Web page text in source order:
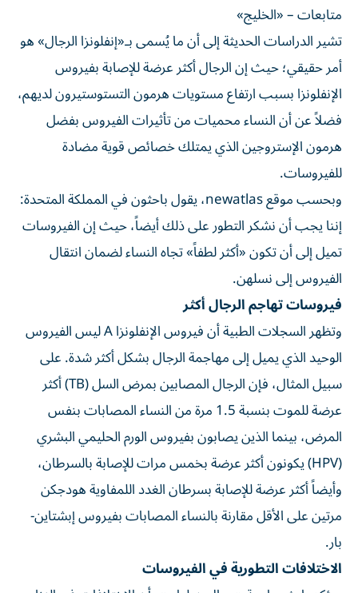
متابعات – «الخليج»
تشير الدراسات الحديثة إلى أن ما يُسمى بـ«إنفلونزا الرجال» هو
أمر حقيقي؛ حيث إن الرجال أكثر عرضة للإصابة بفيروس
الإنفلونزا بسبب ارتفاع مستويات هرمون التستوستيرون لديهم،
فضلاً عن أن النساء محميات من تأثيرات الفيروس بفضل
هرمون الإستروجين الذي يمتلك خصائص قوية مضادة
للفيروسات.
وبحسب موقع newatlas، يقول باحثون في المملكة المتحدة:
إننا يجب أن نشكر التطور على ذلك أيضاً، حيث إن الفيروسات
تميل إلى أن تكون «أكثر لطفاً» تجاه النساء لضمان انتقال
الفيروس إلى نسلهن.
فيروسات تهاجم الرجال أكثر
وتظهر السجلات الطبية أن فيروس الإنفلونزا A ليس الفيروس
الوحيد الذي يميل إلى مهاجمة الرجال بشكل أكثر شدة. على
سبيل المثال، فإن الرجال المصابين بمرض السل (TB) أكثر
عرضة للموت بنسبة 1.5 مرة من النساء المصابات بنفس
المرض، بينما الذين يصابون بفيروس الورم الحليمي البشري
(HPV) يكونون أكثر عرضة بخمس مرات للإصابة بالسرطان،
وأيضاً أكثر عرضة للإصابة بسرطان الغدد اللمفاوية هودجكن
مرتين على الأقل مقارنة بالنساء المصابات بفيروس إبشتاين-
بار.
الاختلافات التطورية في الفيروسات